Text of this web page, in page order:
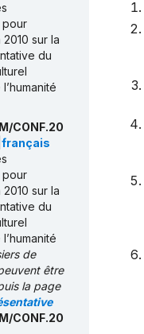
pour
sur la
du
CONF.20
français
pour
sur la
du
de
être
la page
CONF.20